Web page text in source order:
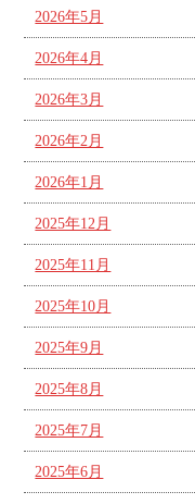
2026年5月
2026年4月
2026年3月
2026年2月
2026年1月
2025年12月
2025年11月
2025年10月
2025年9月
2025年8月
2025年7月
2025年6月